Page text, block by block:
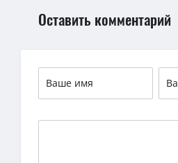
Оставить комментарий